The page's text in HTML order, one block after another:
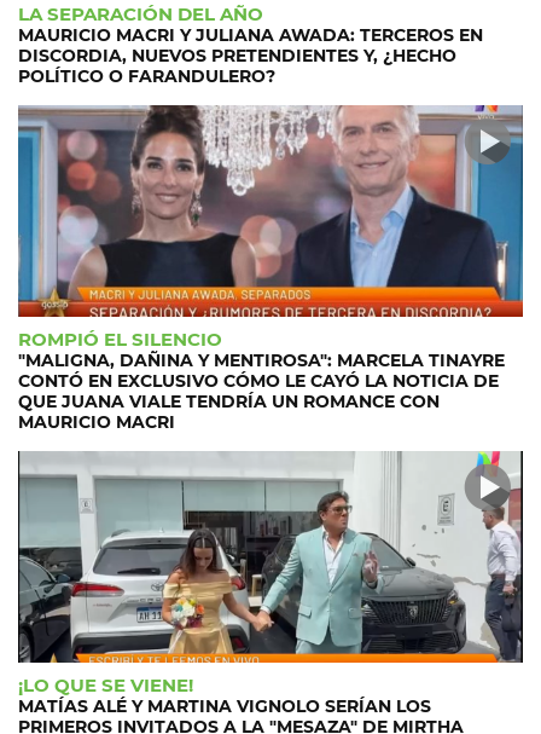
LA SEPARACIÓN DEL AÑO
MAURICIO MACRI Y JULIANA AWADA: TERCEROS EN
DISCORDIA, NUEVOS PRETENDIENTES Y, ¿HECHO
POLÍTICO O FARANDULERO?
ROMPIÓ EL SILENCIO
"MALIGNA, DAÑINA Y MENTIROSA": MARCELA TINAYRE
CONTÓ EN EXCLUSIVO CÓMO LE CAYÓ LA NOTICIA DE
QUE JUANA VIALE TENDRÍA UN ROMANCE CON
MAURICIO MACRI
¡LO QUE SE VIENE!
MATÍAS ALÉ Y MARTINA VIGNOLO SERÍAN LOS
PRIMEROS INVITADOS A LA "MESAZA" DE MIRTHA